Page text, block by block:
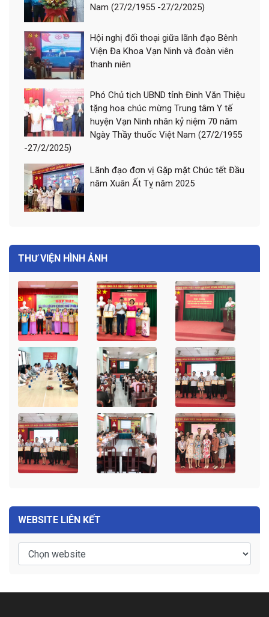
Nam (27/2/1955 -27/2/2025)
Hội nghị đối thoại giữa lãnh đạo Bênh
Viện Đa Khoa Vạn Ninh và đoàn viên
thanh niên
Phó Chủ tịch UBND tỉnh Đinh Văn Thiệu
tặng hoa chúc mừng Trung tâm Y tế
huyện Vạn Ninh nhân kỷ niệm 70 năm
Ngày Thầy thuốc Việt Nam (27/2/1955
-27/2/2025)
Lãnh đạo đơn vị Gặp mặt Chúc tết Đầu
năm Xuân Ất Tỵ năm 2025
THƯ VIỆN HÌNH ẢNH
WEBSITE LIÊN KẾT